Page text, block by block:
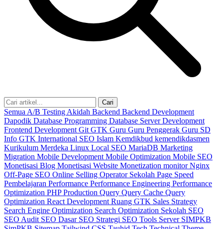
Cari
Semua A/B Testing Akidah Backend Backend Development
Dapodik Database Programming Database ServerDevelopment
Frontend Development Git GTK Guru Guru Penggerak Guru SD
Info GTK International SEO Islam Kemdikbud kemendikdasmen
Kurikulum Merdeka Linux Local SEO MariaDB Marketing
Migration Mobile Development Mobile Optimization Mobile SEO
Monetisasi Blog Monetisasi Website Monetization monitorNginx
Off-Page SEO Online Selling Operator Sekolah Page Speed
Pembelajaran Performance Performance Engineering Performance
Optimization PHPProduction Query Query Cache Query
Optimization React Development Ruang GTK Sales Strategy
Search Engine Optimization Search Optimization Sekolah SEO
SEO Audit SEO Dasar SEO Strategi SEO Tools Server SIMPKB